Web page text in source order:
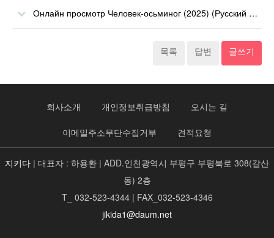
Онлайн просмотр Человек-осьминог (2025) (Русский Дубляж) онлайн
목록 답변 글쓰기
회사소개 개인정보취급방침 오시는 길
이메일주소무단수집거부 견적요청
지키다 | 대표자 : 하용환 | ADD.인천광역시 부평구 부평북로 308(갈산
동) 2층
T_ 032-523-4344 | FAX_032-523-4346
jikida1@daum.net